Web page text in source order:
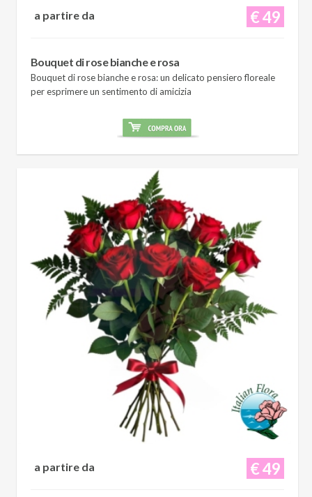
€ 49
a partire da
Bouquet di rose bianche e rosa
Bouquet di rose bianche e rosa: un delicato pensiero floreale
per esprimere un sentimento di amicizia
€ 49
a partire da